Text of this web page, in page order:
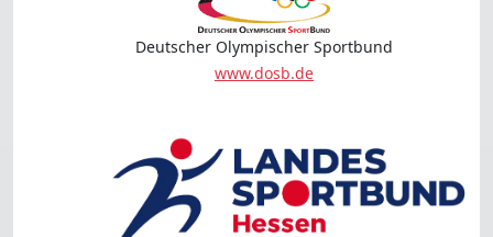
Deutscher Olympischer Sportbund
www.dosb.de